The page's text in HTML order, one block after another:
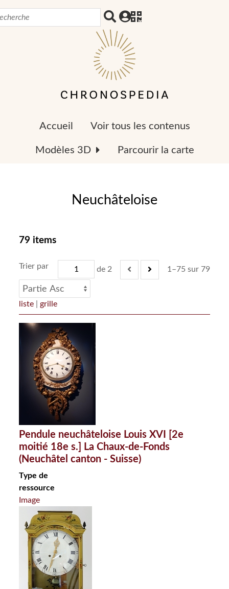
Accueil Voir tous les contenus
Modèles 3D Parcourir la carte
Neuchâteloise
79 items
de 2 1–75 sur 79
Trier par
liste| grille
Pendule neuchâteloise Louis XVI [2e
moitié 18e s.] La Chaux-de-Fonds
(Neuchâtel canton - Suisse)
Type de
ressource
Image